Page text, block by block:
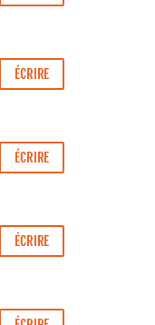
ÉCRIRE
ÉCRIRE
ÉCRIRE